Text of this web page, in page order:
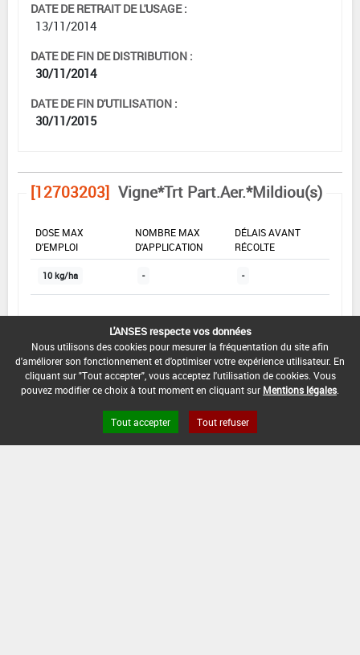
DATE DE RETRAIT DE L'USAGE :
13/11/2014
DATE DE FIN DE DISTRIBUTION :
30/11/2014
DATE DE FIN D'UTILISATION :
30/11/2015
[12703203] Vigne*Trt Part.Aer.*Mildiou(s)
DOSE MAX
D'EMPLOI
NOMBRE MAX
D'APPLICATION
DÉLAIS AVANT
RÉCOLTE
10 kg/ha - -
INTERVALLE MINIMUM ENTRE APPLICATIONS :
-
DATE DE RETRAIT DE L'USAGE :
13/11/2014
DATE DE FIN DE DISTRIBUTION :
L'ANSES respecte vos données
Nous utilisons des cookies pour mesurer la fréquentation du site afin
d'améliorer son fonctionnement et d'optimiser votre expérience utilisateur. En
cliquant sur "Tout accepter", vous acceptez l'utilisation de cookies. Vous
pouvez modifier ce choix à tout moment en cliquant sur Mentions légales
Tout accepter Tout refuser